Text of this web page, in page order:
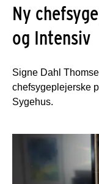
Ny
og Intensiv
Signe Dahl
chefsygeplejerske
Sygehus.